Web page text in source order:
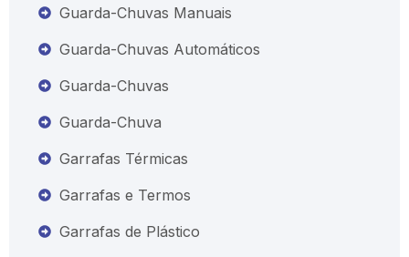
Guarda-Chuvas Manuais
Guarda-Chuvas Automáticos
Guarda-Chuvas
Guarda-Chuva
Garrafas Térmicas
Garrafas e Termos
Garrafas de Plástico